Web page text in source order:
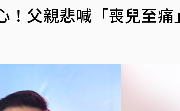
父親悲喊「喪兒至痛」